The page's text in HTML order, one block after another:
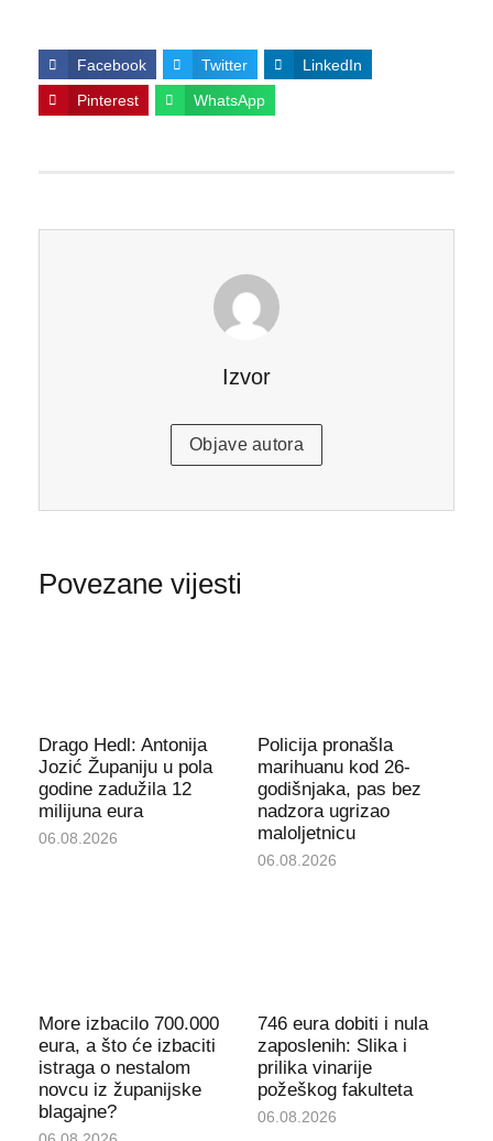
Facebook Twitter LinkedIn
Pinterest WhatsApp
Izvor
Objave autora
Povezane vijesti
Drago Hedl: Antonija
Jozić Županiju u pola
godine zadužila 12
milijuna eura
06.08.2026
Policija pronašla
marihuanu kod 26-
godišnjaka, pas bez
nadzora ugrizao
maloljetnicu
06.08.2026
More izbacilo 700.000
eura, a što će izbaciti
istraga o nestalom
novcu iz županijske
blagajne?
746 eura dobiti i nula
zaposlenih: Slika i
prilika vinarije
požeškog fakulteta
06.08.2026